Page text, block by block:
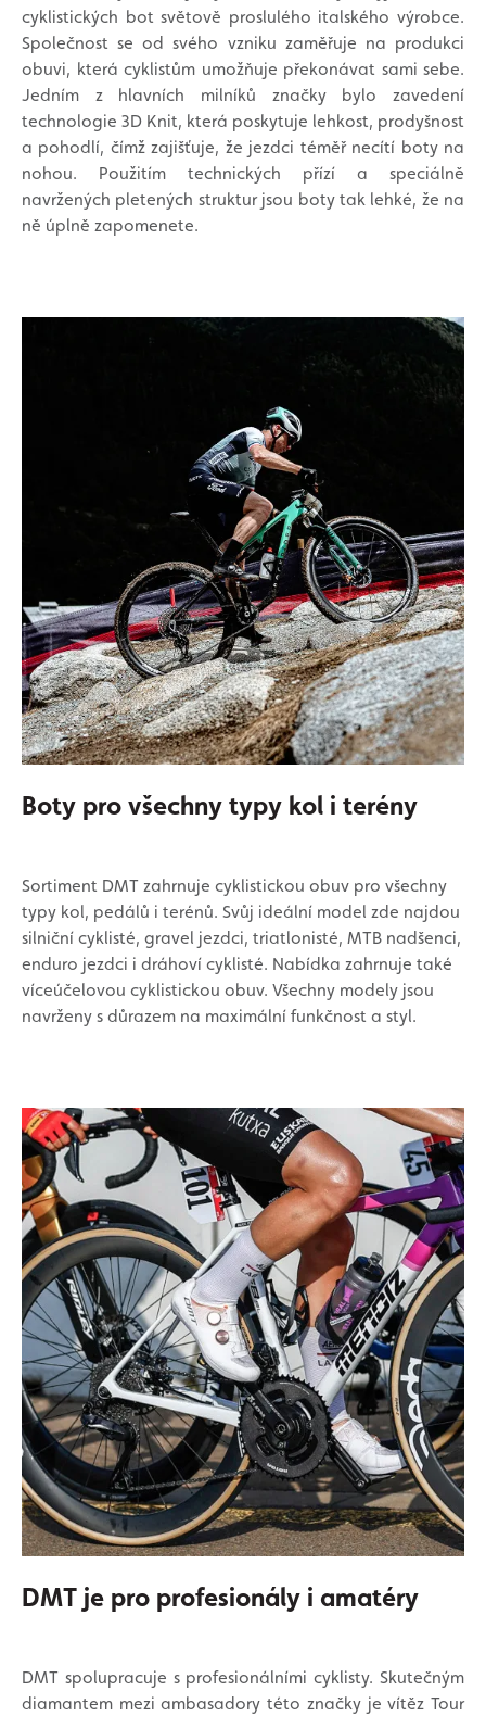
cyklistických bot světově proslulého italského výrobce.
Společnost se od svého vzniku zaměřuje na produkci
obuvi, která cyklistům umožňuje překonávat sami sebe.
Jedním z hlavních milníků značky bylo zavedení
technologie 3D Knit, která poskytuje lehkost, prodyšnost
a pohodlí, čímž zajišťuje, že jezdci téměř necítí boty na
nohou. Použitím technických přízí a speciálně
navržených pletených struktur jsou boty tak lehké, že na
ně úplně zapomenete.
Boty pro všechny typy kol i terény
Sortiment DMT zahrnuje cyklistickou obuv pro všechny
typy kol, pedálů i terénů. Svůj ideální model zde najdou
silniční cyklisté, gravel jezdci, triatlonisté, MTB nadšenci,
enduro jezdci i dráhoví cyklisté. Nabídka zahrnuje také
víceúčelovou cyklistickou obuv. Všechny modely jsou
navrženy s důrazem na maximální funkčnost a styl.
DMT je pro profesionály i amatéry
DMT spolupracuje s profesionálními cyklisty. Skutečným
diamantem mezi ambasadory této značky je vítěz Tour